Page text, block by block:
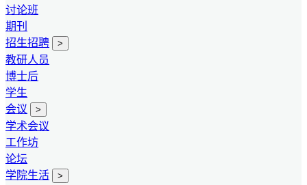
讨论班
期刊
招生招聘
>
教研人员
博士后
学生
会议
>
学术会议
工作坊
论坛
学院生活
>